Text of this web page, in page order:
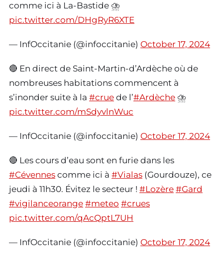
comme ici à La-Bastide ⛈️
pic.twitter.com/DHgRyR6XTE
— InfOccitanie (@infoccitanie) October 17, 2024
🔴 En direct de Saint-Martin-d’Ardèche où de
nombreuses habitations commencent à
s’inonder suite à la #crue de l’#Ardèche ⛈️
pic.twitter.com/mSdyvlnWuc
— InfOccitanie (@infoccitanie) October 17, 2024
🔴 Les cours d’eau sont en furie dans les
#Cévennes comme ici à #Vialas (Gourdouze), ce
jeudi à 11h30. Évitez le secteur ! #Lozère #Gard
#vigilanceorange #meteo #crues
pic.twitter.com/qAcQptL7UH
— InfOccitanie (@infoccitanie) October 17, 2024